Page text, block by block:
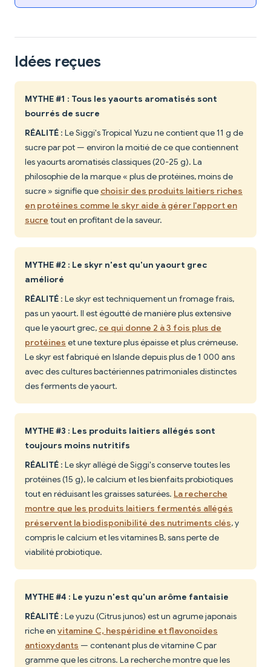
Idées reçues
MYTHE #1 : Tous les yaourts aromatisés sont
bourrés de sucre
RÉALITÉ : Le Siggi's Tropical Yuzu ne contient que 11 g de
sucre par pot — environ la moitié de ce que contiennent
les yaourts aromatisés classiques (20-25 g). La
philosophie de la marque « plus de protéines, moins de
sucre » signifie que choisir des produits laitiers riches
en protéines comme le skyr aide à gérer l'apport en
sucre tout en profitant de la saveur.
MYTHE #2 : Le skyr n'est qu'un yaourt grec
amélioré
RÉALITÉ : Le skyr est techniquement un fromage frais,
pas un yaourt. Il est égoutté de manière plus extensive
que le yaourt grec, ce qui donne 2 à 3 fois plus de
protéines et une texture plus épaisse et plus crémeuse.
Le skyr est fabriqué en Islande depuis plus de 1 000 ans
avec des cultures bactériennes patrimoniales distinctes
des ferments de yaourt.
MYTHE #3 : Les produits laitiers allégés sont
toujours moins nutritifs
RÉALITÉ : Le skyr allégé de Siggi's conserve toutes les
protéines (15 g), le calcium et les bienfaits probiotiques
tout en réduisant les graisses saturées. La recherche
montre que les produits laitiers fermentés allégés
préservent la biodisponibilité des nutriments clés, y
compris le calcium et les vitamines B, sans perte de
viabilité probiotique.
MYTHE #4 : Le yuzu n'est qu'un arôme fantaisie
RÉALITÉ : Le yuzu (Citrus junos) est un agrume japonais
riche en vitamine C, hespéridine et flavonoïdes
antioxydants — contenant plus de vitamine C par
gramme que les citrons. La recherche montre que les